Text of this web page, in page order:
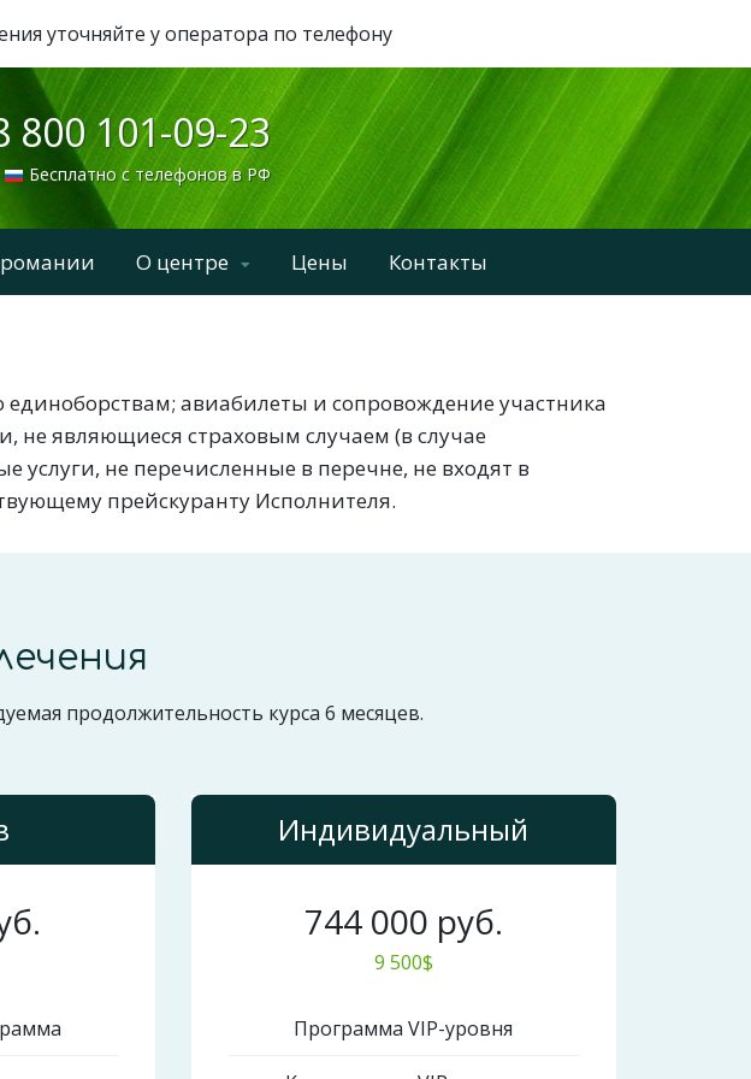
уточняйте у оператора по телефону
800 101-09-23
Бесплатно с телефонов в РФ
О центре Цены Контакты
авиабилеты и сопровождение участника
не являющиеся страховым случаем (в случае
не перечисленные в перечне, не входят в
прейскуранту Исполнителя.
продолжительность курса 6 месяцев.
Индивидуальный
744 000 руб.
9 500$
Программа VIP-уровня